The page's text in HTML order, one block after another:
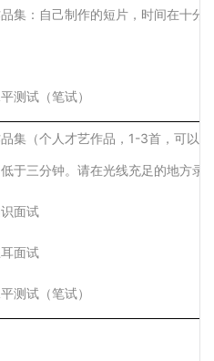
集：自己制作的短片，时间在十分
测试（笔试）
集（个人才艺作品， 1-3首，可以
于三分钟。请在光线充足的地方录
面试
面试
测试（笔试）